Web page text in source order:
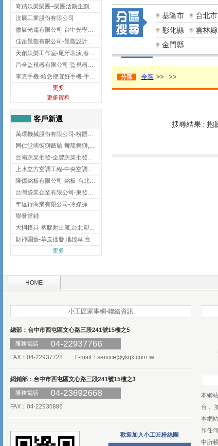
奇蹟娛樂樂團–樂團活動企劃,台中樂團表演,台中婚禮樂團
汶展工業股份有限公司
微展光電有限公司-台中光學鍍膜,optical filter taiwan,台灣光學鍍膜
佳岳景觀有限公司-景觀設計公司,台北景觀設計,台北景觀工程,中山區景觀設計
天創娛樂工作室-尾牙表演,春酒表演,板橋尾牙表演
昌全監視器有限公司-監視器安裝,高雄監視器安裝,鳳山區監視器安裝
李克手機-給您便宜好手機-手機收購,屏東手機收購
更多
更多資料
客戶新選
萬環機械股份有限公司-粉體塗裝設備,輸送機,輸送機設備,台南輸送機
同仁堂國術獅藝館-舞龍舞獅,台中舞龍舞獅
台南蔬菜批發-全豐蔬菜批發專送/台南蔬菜箱宅配到府
上水立方空調工程-中央空調規劃,台北中央空調規劃
隆億銘板有限公司-銘板-台北銘板-板橋銘板
台灣袋業企業有限公司-東發企業社/台中太空袋/太空包
年達行商業有限公司-冷媒探漏儀,壓力錶組,真空泵浦,台北冷凍空調材料
聯發當鋪
大桐模具-塑膠射出廠,台北塑膠射出廠
財神園藝-草皮批發,地毯草,台北草,彰化地毯草,彰化台北草
更多
基隆市
台北市
彰化縣
雲林縣
金門縣
分區 全區 >> >>
搜尋結果 : 抱
HOME
小工匠家事網-聯絡資訊
總部：台中市西屯區文心路三段241號15樓之5
服務電話
04-22937766
FAX：04-22937728 E-mail： service@ykqk.com.tw
網銷部：台中市西屯區文心路三段241號15樓之3
服務電話
04-23692668
FAX：04-22936886
歡迎加入小工匠粉絲團
本網
台，
本網
作任
中所